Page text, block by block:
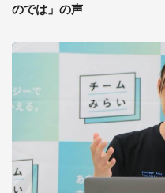
のでは」の声